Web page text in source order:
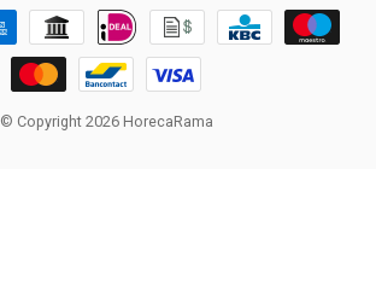
© Copyright 2026 HorecaRama